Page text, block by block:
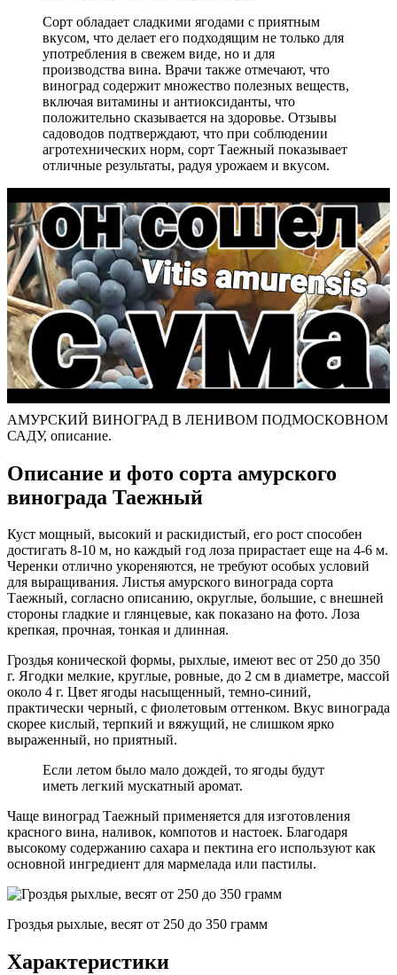
Сорт обладает сладкими ягодами с приятным
вкусом, что делает его подходящим не только для
употребления в свежем виде, но и для
производства вина. Врачи также отмечают, что
виноград содержит множество полезных веществ,
включая витамины и антиоксиданты, что
положительно сказывается на здоровье. Отзывы
садоводов подтверждают, что при соблюдении
агротехнических норм, сорт Таежный показывает
отличные результаты, радуя урожаем и вкусом.
АМУРСКИЙ ВИНОГРАД В ЛЕНИВОМ ПОДМОСКОВНОМ
САДУ, описание.
Описание и фото сорта амурского
винограда Таежный
Куст мощный, высокий и раскидистый, его рост способен
достигать 8-10 м, но каждый год лоза прирастает еще на 4-6 м.
Черенки отлично укореняются, не требуют особых условий
для выращивания. Листья амурского винограда сорта
Таежный, согласно описанию, округлые, большие, с внешней
стороны гладкие и глянцевые, как показано на фото. Лоза
крепкая, прочная, тонкая и длинная.
Гроздья конической формы, рыхлые, имеют вес от 250 до 350
г. Ягодки мелкие, круглые, ровные, до 2 см в диаметре, массой
около 4 г. Цвет ягоды насыщенный, темно-синий,
практически черный, с фиолетовым оттенком. Вкус винограда
скорее кислый, терпкий и вяжущий, не слишком ярко
выраженный, но приятный.
Если летом было мало дождей, то ягоды будут
иметь легкий мускатный аромат.
Чаще виноград Таежный применяется для изготовления
красного вина, наливок, компотов и настоек. Благодаря
высокому содержанию сахара и пектина его используют как
основной ингредиент для мармелада или пастилы.
Гроздья рыхлые, весят от 250 до 350 грамм
Характеристики